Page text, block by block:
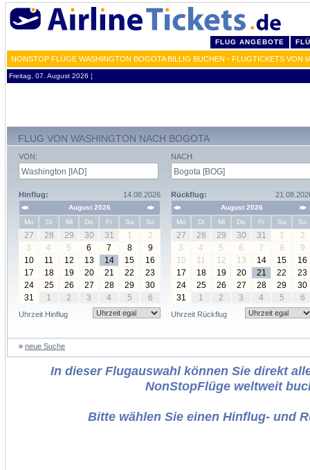
FLUG ANGEBOTE
NONSTOP FLÜGE WASHINGTON BOGOTA BILLIG BUCHEN - FLUGTICKETS VON
Freitag, 07. August 2026 ¦
FLUG VON WASHINGTON NACH BOGOTA
VON:
Hinflug: 14.08.2026
August 2026
Mo
Di Mi Do Fr Sa So
27 28 29 30 31 1
2
3
4 5 6 7 8
9
10
11 12 13 14 15
16
17
18 19 20 21 22
23
24
25 26 27 28 29
30
31
1 2 3 4 5 6
Uhrzeit Hinflug
NACH:
Rückflug:
August 2026
Mo
Di Mi Do Fr Sa So
27 28 29 30 31 1
2
3
4 5 6 7 8
9
10
11 12 13 14 15
16
17
18 19 20 21 22
23
24
25 26 27 28 29
30
31
1 2 3 4 5 6
Uhrzeit Rückflug
» neue Suche
In dieser Flugauswahl können Sie direkt
NonStopFlüge weltweit
Bitte wählen Sie einen Hinflug- und